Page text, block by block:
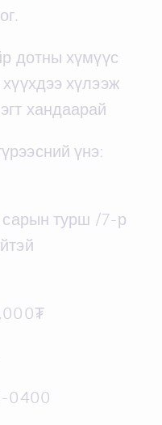
дотны хүмүүс
хүлээж
хандаарай
үнэ:
сарын турш /7-р
0400